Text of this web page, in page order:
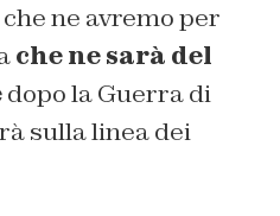
ne avremo per
che ne sarà del
dopo la Guerra di
sulla linea dei